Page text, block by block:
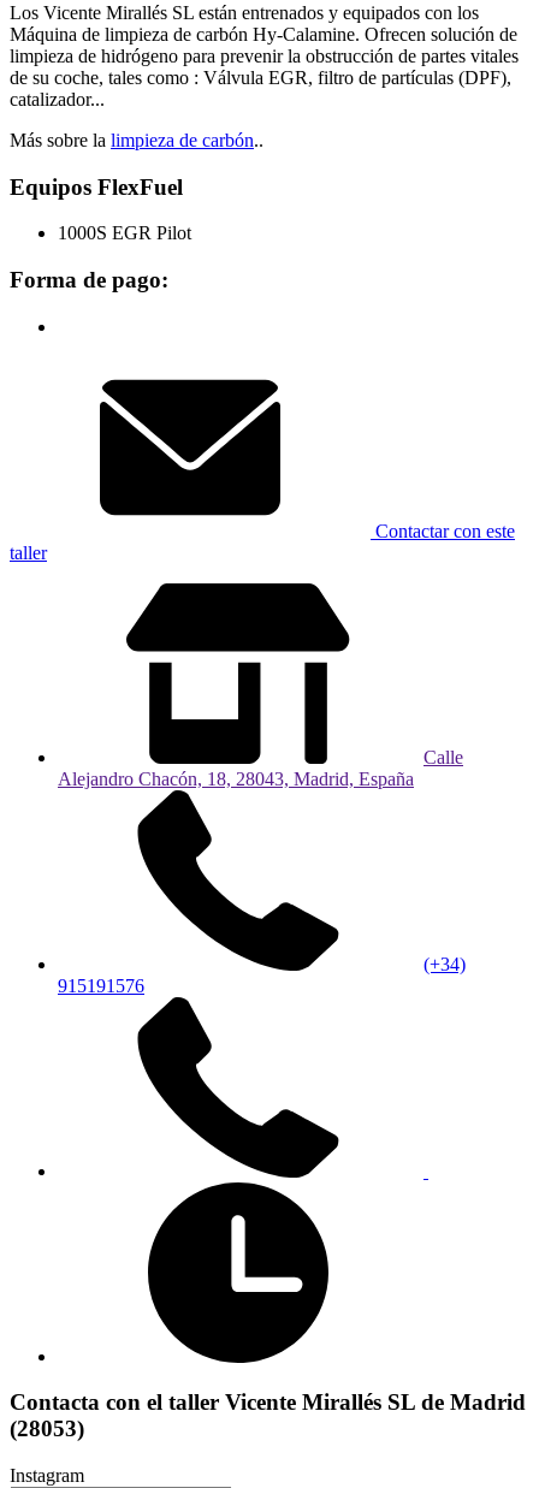
Los Vicente Mirallés SL están entrenados y equipados con los
Máquina de limpieza de carbón Hy-Calamine. Ofrecen solución de
limpieza de hidrógeno para prevenir la obstrucción de partes vitales
de su coche, tales como : Válvula EGR, filtro de partículas (DPF),
catalizador...
Más sobre la limpieza de carbón..
Equipos FlexFuel
1000S EGR Pilot
Forma de pago:
Contactar con este
taller
Calle
Alejandro Chacón, 18, 28043, Madrid, España
(+34)
915191576
Contacta con el taller Vicente Mirallés SL de Madrid
(28053)
Instagram